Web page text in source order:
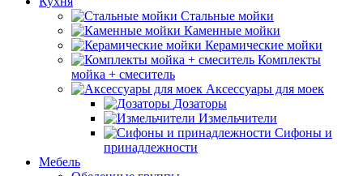
Стальные мойки
Каменные мойки
Керамические мойки
Комплекты
мойка + смеситель
Аксессуары для моек
Дозаторы
Измельчители
Сифоны и
принадлежности
Мебель